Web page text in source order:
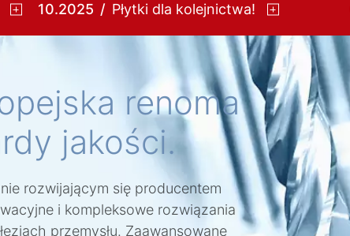
10.2025 Płytki dla kolejnictwa!
renoma
jakości.
rozwijającym się producentem
i kompleksowe rozwiązania
przemysłu. Zaawansowane